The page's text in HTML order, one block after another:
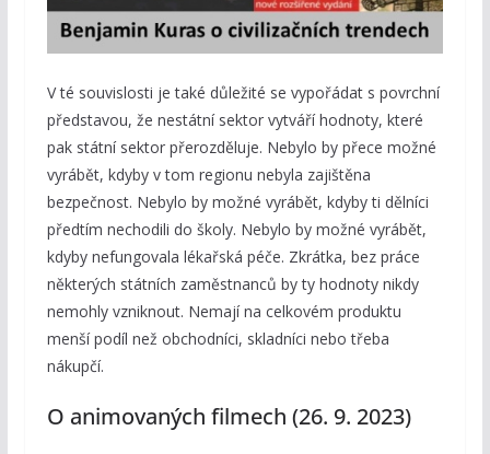
V té souvislosti je také důležité se vypořádat s povrchní
představou, že nestátní sektor vytváří hodnoty, které
pak státní sektor přerozděluje. Nebylo by přece možné
vyrábět, kdyby v tom regionu nebyla zajištěna
bezpečnost. Nebylo by možné vyrábět, kdyby ti dělníci
předtím nechodili do školy. Nebylo by možné vyrábět,
kdyby nefungovala lékařská péče. Zkrátka, bez práce
některých státních zaměstnanců by ty hodnoty nikdy
nemohly vzniknout. Nemají na celkovém produktu
menší podíl než obchodníci, skladníci nebo třeba
nákupčí.
O animovaných filmech (26. 9. 2023)